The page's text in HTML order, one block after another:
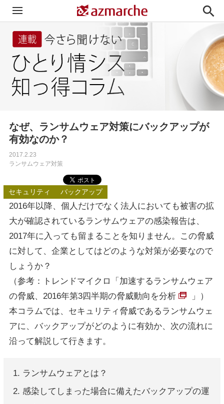

なぜ、ランサムウェア対策にバックアップが
有効なのか？
2017.2.23
ランサムウェア対策
セキュリティ バックアップ
2016年以降、個人だけでなく法人においても被害の拡
大が確認されているランサムウェアの感染報告は、
2017年に入っても留まることを知りません。この脅威
に対して、企業としてはどのような対策が必要なので
しょうか？
（参考：トレンドマイクロ「 加速するランサムウェア
の脅威、2016年第3四半期の脅威動向を分析
」）
本コラムでは、セキュリティ脅威であるランサムウェ
アに、バックアップがどのように有効か、次の流れに
沿って解説して行きます。
ランサムウェアとは？
感染してしまった場合に備えたバックアップの運